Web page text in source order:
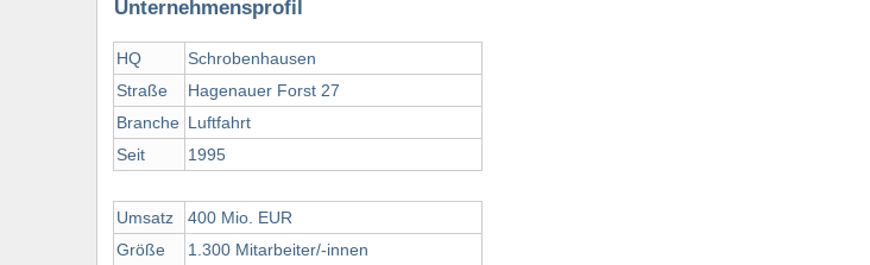
Unternehmensprofil
HQ
Straße
Branche
Seit
Umsatz
Größe
Schrobenhausen
Hagenauer Forst 27
Luftfahrt
1995
400 Mio. EUR
1.300 Mitarbeiter/-innen